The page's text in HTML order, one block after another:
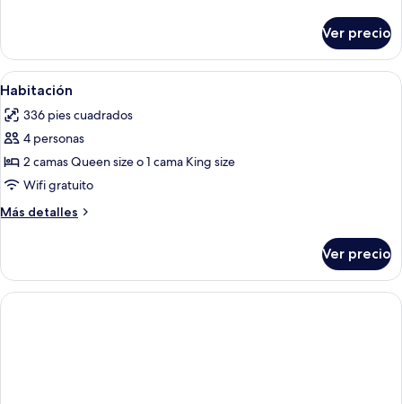
para
no
fumadores,
vista
a
la
alberca
2
camas
Queen
para
no
vista
a
alberca
Ver precio
Abrir
todas
las
fotos
de
Habitación
Un edificio histórico con un cartel
6
Habitación
336 pies cuadrados
4 personas
2 camas Queen size o 1 cama King size
Wifi gratuito
Más detalles
Más
Ver precio